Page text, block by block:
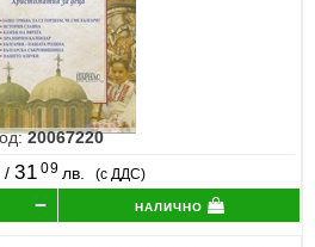
20067220
/ 31 09 лв. (с ДДС)
налично